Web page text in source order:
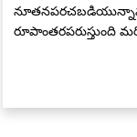
రూపాంతరపరుస్తుంది